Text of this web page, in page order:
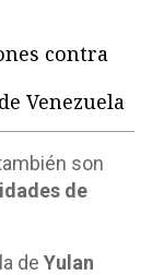
contra
Venezuela
son
de
de Yulan